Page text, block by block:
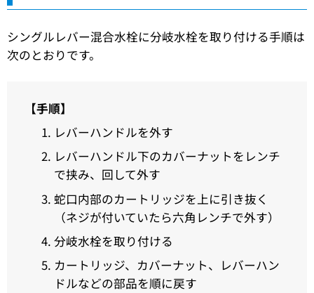
シングルレバー混合水栓に分岐水栓を取り付ける手順は
次のとおりです。
【手順】
レバーハンドルを外す
レバーハンドル下のカバーナットをレンチ
で挟み、回して外す
蛇口内部のカートリッジを上に引き抜く
（ネジが付いていたら六角レンチで外す）
分岐水栓を取り付ける
カートリッジ、カバーナット、レバーハン
ドルなどの部品を順に戻す